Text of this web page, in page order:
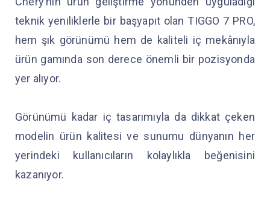
teknik yeniliklerle bir başyapıt olan TIGGO 7 PRO,
hem şık görünümü hem de kaliteli iç mekânıyla
ürün gamında son derece önemli bir pozisyonda
yer alıyor.
Görünümü kadar iç tasarımıyla da dikkat çeken
modelin ürün kalitesi ve sunumu dünyanın her
yerindeki kullanıcıların kolaylıkla beğenisini
kazanıyor.